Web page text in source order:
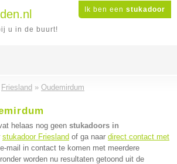
Ik ben een stukadoor
u in de buurt!
Friesland » Oudemirdum
helaas nog geen stukadoors in
stukadoor Friesland of ga naar direct contact met
mail in contact te komen met meerdere
worden nu resultaten getoond uit de